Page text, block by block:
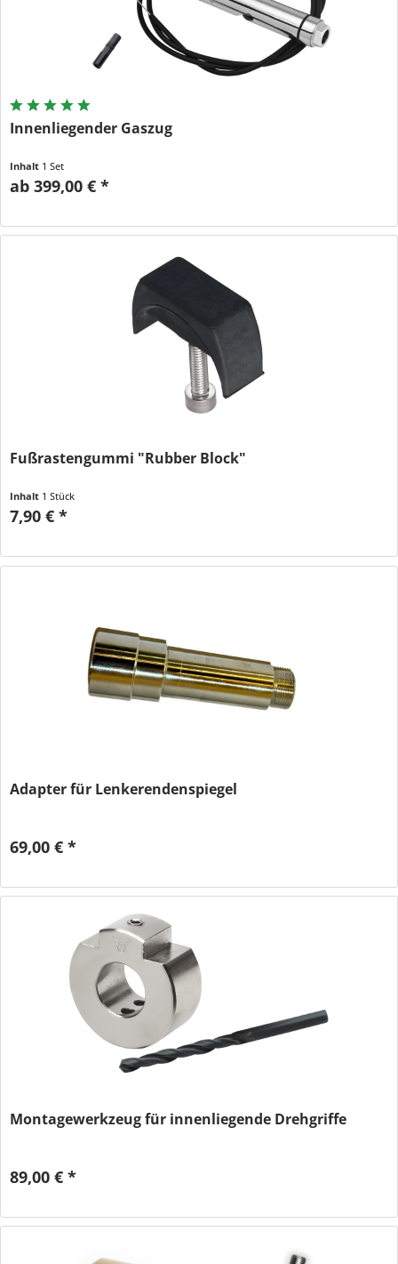
Innenliegender Gaszug
Inhalt 1 Set
ab 399,00 € *
Fußrastengummi "Rubber Block"
Inhalt 1 Stück
7,90 € *
Adapter für Lenkerendenspiegel
69,00 € *
Montagewerkzeug für innenliegende Drehgriffe
89,00 € *